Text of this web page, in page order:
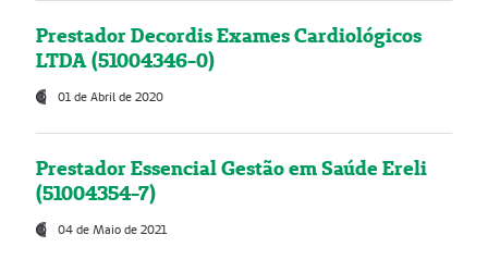
Prestador Decordis Exames Cardiológicos
LTDA (51004346-0)
01 de Abril de 2020
Prestador Essencial Gestão em Saúde Ereli
(51004354-7)
04 de Maio de 2021